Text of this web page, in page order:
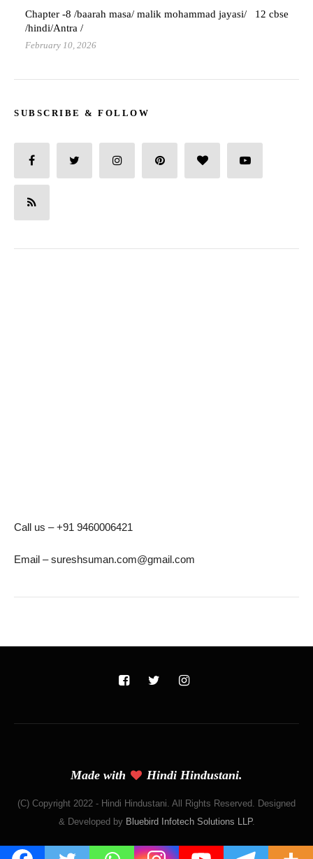
Chapter -8 /baarah masa/ malik mohammad jayasi/ 12 cbse
/hindi/Antra /
February 10, 2026
SUBSCRIBE & FOLLOW
Call us – +91 9460006421
Email – sureshsuman.com@gmail.com
Made with Hindi Hindustani.
(C) Copyright 2022 - Hindi Hindustani. All Rights Reserved. Designed
& Developed by Bluebird Infotech Solutions LLP.